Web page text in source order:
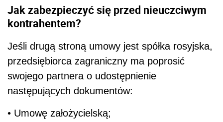
Jak zabezpieczyć się przed nieuczciwym
kontrahentem?
Jeśli drugą stroną umowy jest spółka rosyjska,
przedsiębiorca zagraniczny ma poprosić
swojego partnera o udostępnienie
następujących dokumentów:
• Umowę założycielską;